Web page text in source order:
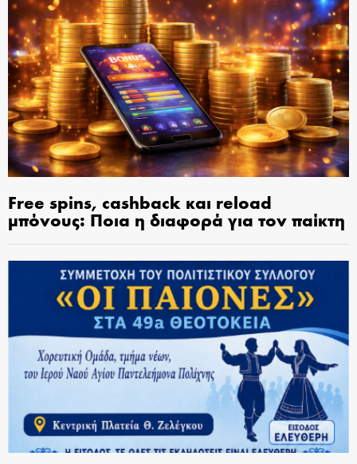
Free spins, cashback και reload
μπόνους: Ποια η διαφορά για τον παίκτη